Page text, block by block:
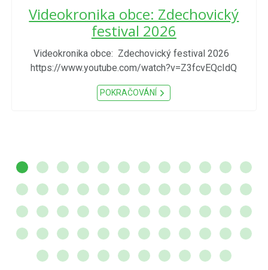
Videokronika obce: Zdechovický
festival 2026
Videokronika obce: Zdechovický festival 2026
https://www.youtube.com/watch?v=Z3fcvEQcIdQ
POKRAČOVÁNÍ